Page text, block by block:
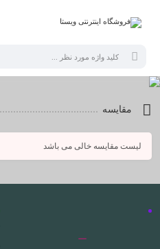
مقایسه
لیست مقایسه خالی می باشد